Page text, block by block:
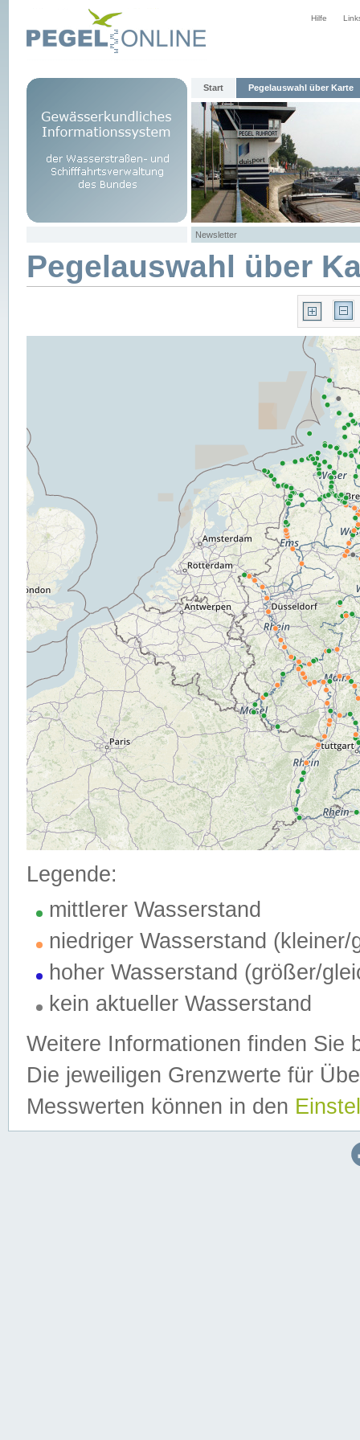
Hilfe
Start Pegelauswahl über Karte
Newsletter
Pegelauswahl über
Legende:
mittlerer Wasserstand
niedriger Wasserstand (kleiner/
hoher Wasserstand (größer/
kein aktueller Wasserstand
Weitere Informationen finden Sie
Die jeweiligen Grenzwerte für
Messwerten können in den